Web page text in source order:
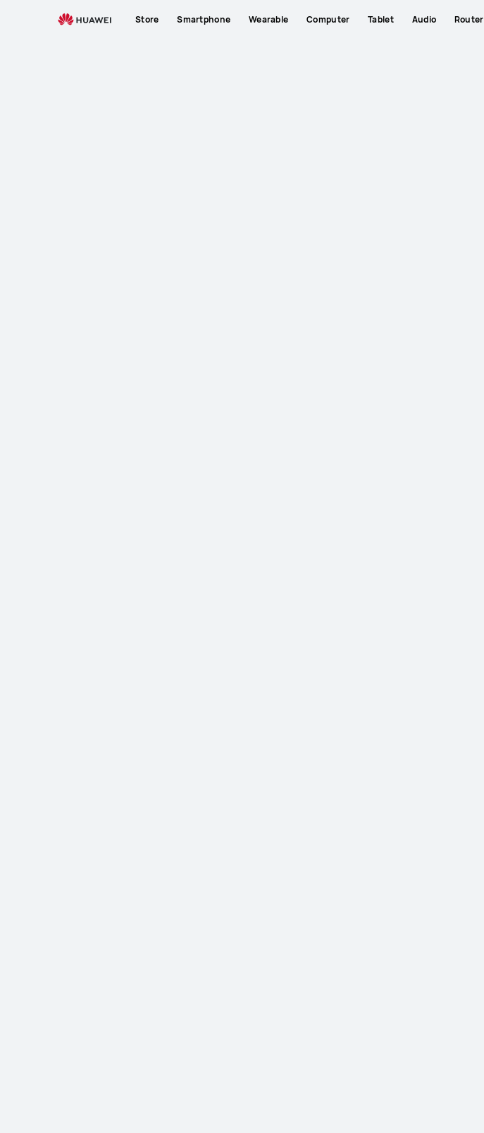
Store Smartphone Wearable Computer Tablet Audio Router